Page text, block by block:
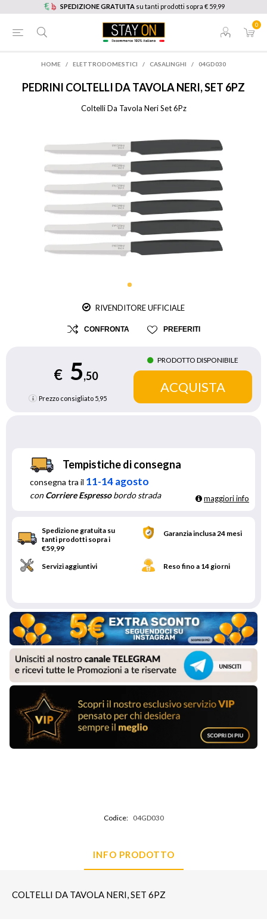
SPEDIZIONE GRATUITA su tanti prodotti sopra € 59,99
0
HOME / ELETTRODOMESTICI / CASALINGHI / 04GD030
PEDRINI COLTELLI DA TAVOLA NERI, SET 6PZ
Coltelli Da Tavola Neri Set 6Pz
RIVENDITORE UFFICIALE
CONFRONTA PREFERITI
€ 5,50
Prezzo consigliato 5,95
PRODOTTO DISPONIBILE
Tempistiche di consegna
consegna tra il 11-14 agosto
conCorriere Espressobordo strada maggiori info
Spedizione gratuita su
tanti prodotti sopra i
€59,99
Garanzia inclusa 24 mesi
Servizi aggiuntivi Reso fino a 14 giorni
Codice: 04GD030
INFO PRODOTTO
COLTELLI DA TAVOLA NERI, SET 6PZ